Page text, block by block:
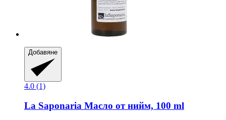
Добавяне
4.0 (1)
La Saponaria Масло от нийм, 100 ml